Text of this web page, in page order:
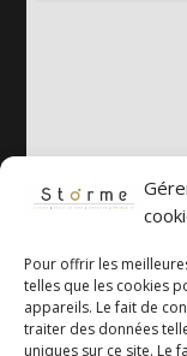
Pour offrir les
telles que les cookies
appareils. Le fait de
traiter des données
uniques sur ce site. Le